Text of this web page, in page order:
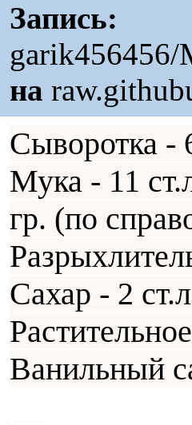
Запись:
garik456456/
на
Сыворотка -
Мука - 11
гр. (по
Сахар - 2
Ванильный